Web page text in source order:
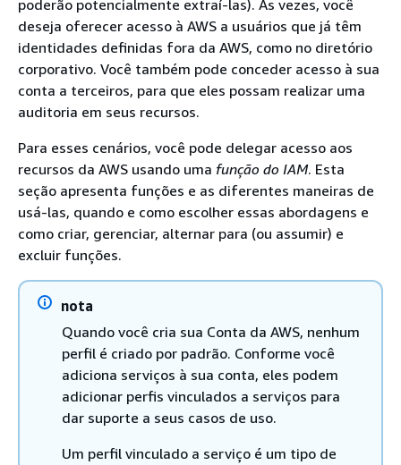
poderão potencialmente extraí-las). Às vezes, você
deseja oferecer acesso à AWS a usuários que já têm
identidades definidas fora da AWS, como no diretório
corporativo. Você também pode conceder acesso à sua
conta a terceiros, para que eles possam realizar uma
auditoria em seus recursos.
Para esses cenários, você pode delegar acesso aos
recursos da AWS usando uma função do IAM. Esta
seção apresenta funções e as diferentes maneiras de
usá-las, quando e como escolher essas abordagens e
como criar, gerenciar, alternar para (ou assumir) e
excluir funções.
nota
Quando você cria sua Conta da AWS, nenhum
perfil é criado por padrão. Conforme você
adiciona serviços à sua conta, eles podem
adicionar perfis vinculados a serviços para
dar suporte a seus casos de uso.
Um perfil vinculado a serviço é um tipo de